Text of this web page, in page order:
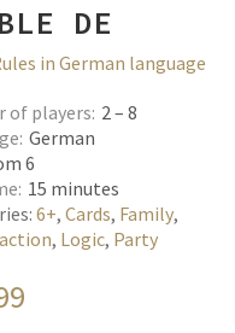
DE
in German language
of players 2 – 8
German
6
15 minutes
6+, Cards, Family,
, Logic, Party